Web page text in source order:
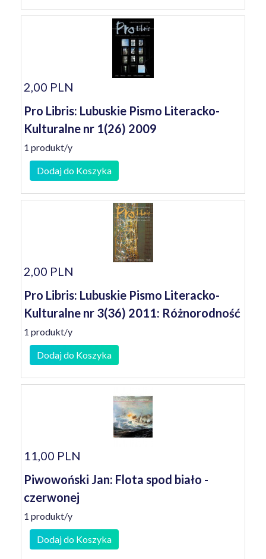
2,00 PLN
Pro Libris: Lubuskie Pismo Literacko-
Kulturalne nr 1(26) 2009
1 produkt/y
Dodaj do Koszyka
2,00 PLN
Pro Libris: Lubuskie Pismo Literacko-
Kulturalne nr 3(36) 2011: Różnorodność
1 produkt/y
Dodaj do Koszyka
11,00 PLN
Piwowoński Jan: Flota spod biało -
czerwonej
1 produkt/y
Dodaj do Koszyka